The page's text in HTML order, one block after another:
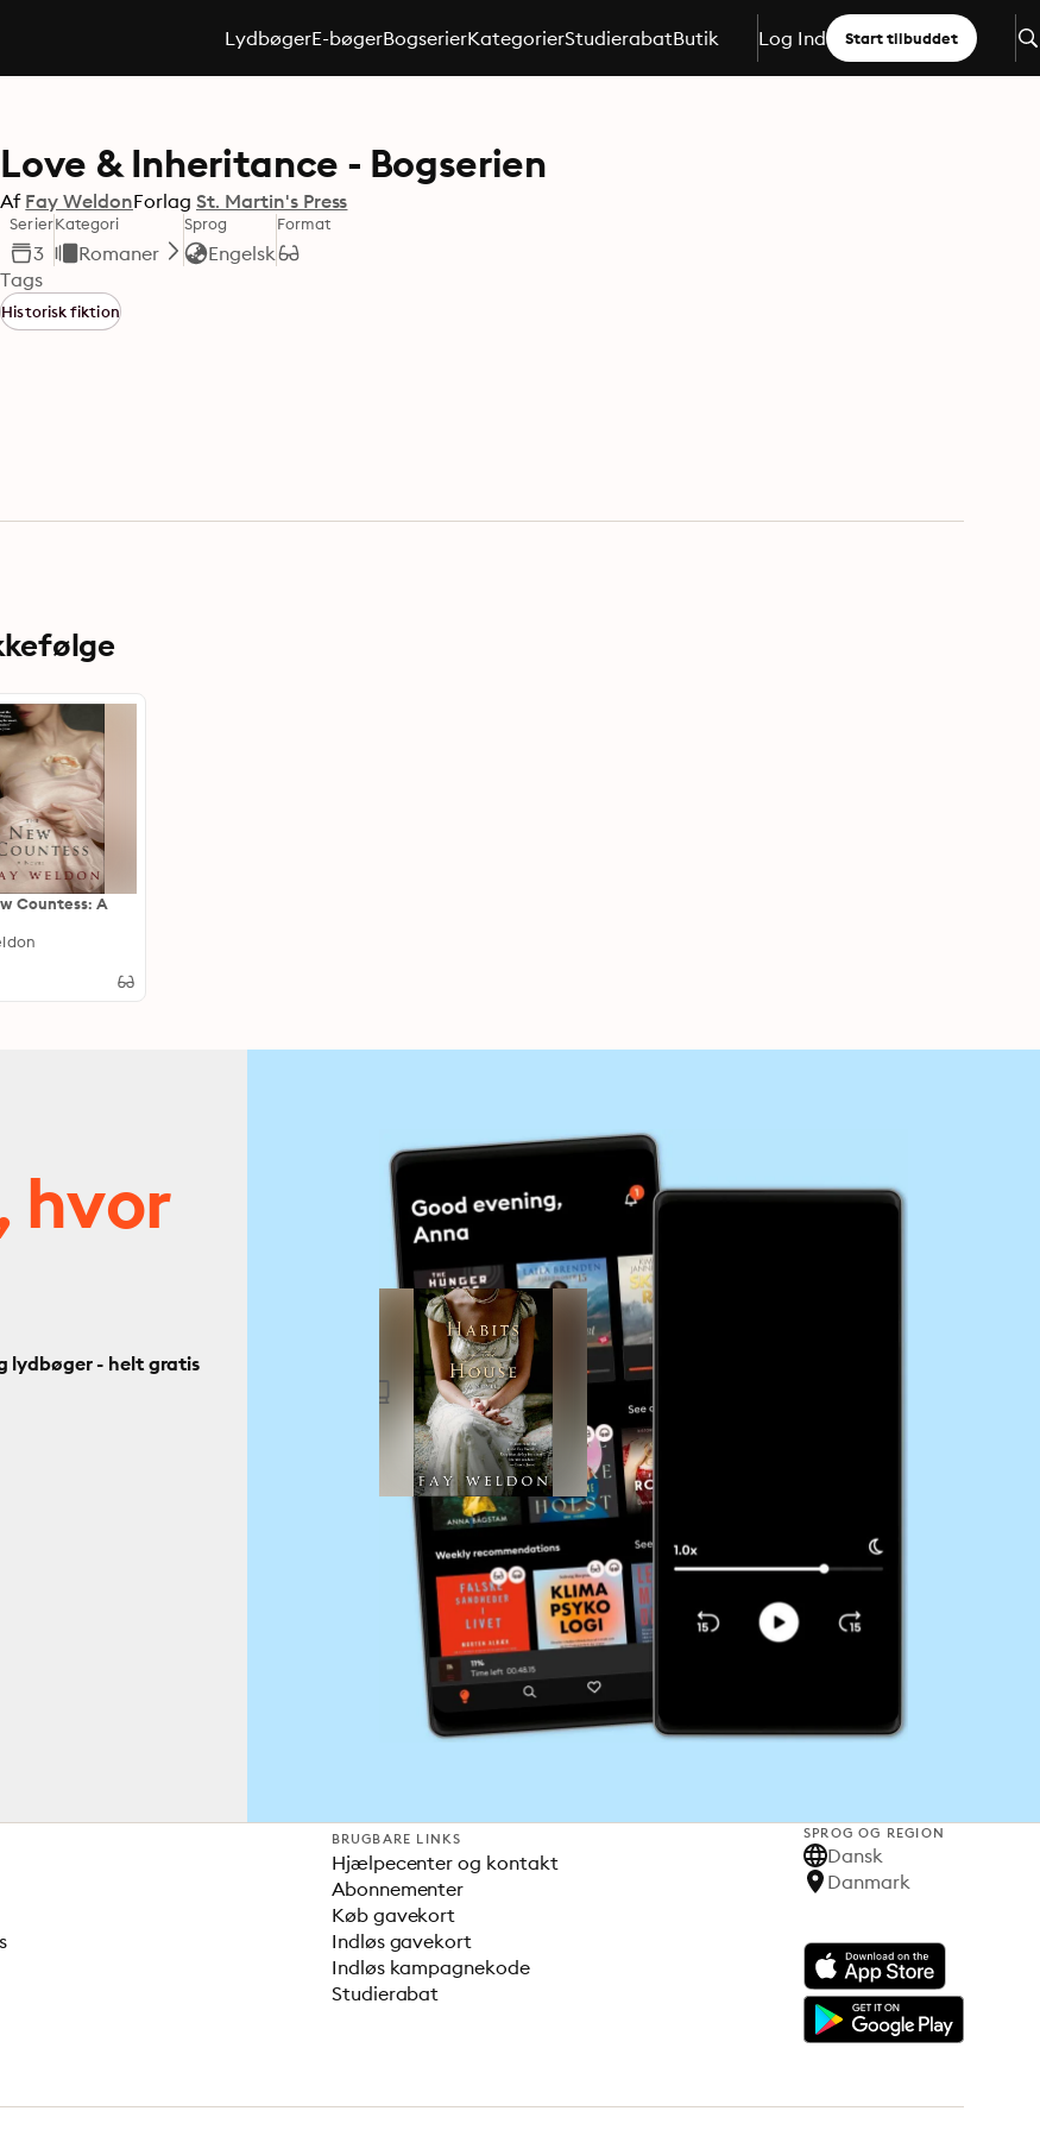
LydbøgerE-bøgerBogserierKategorierStudierabatButik Log Ind Start tilbuddet
Love & Inheritance - Bogserien
Af Fay WeldonForlag St. Martin's Press
Serier
3
Kategori
Romaner
Sprog
Engelsk
Format
Tags
Historisk fiktion
Countess: A
hvor
lydbøger - helt gratis
BRUGBARE LINKS
Hjælpecenter og kontakt
Abonnementer
Køb gavekort
Indløs gavekort
Indløs kampagnekode
Studierabat
SPROG OG REGION
Dansk
Danmark